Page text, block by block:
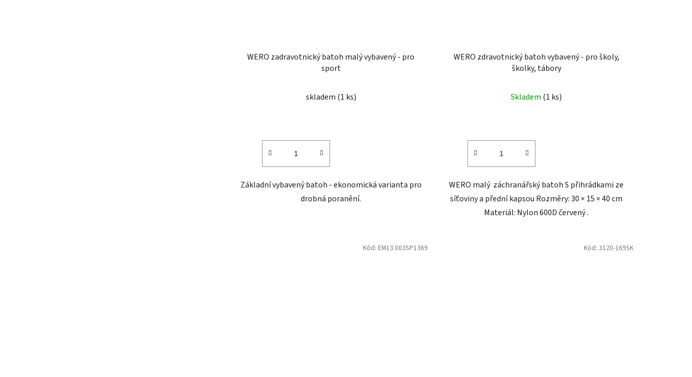
WERO zadravotnický batoh malý vybavený - pro
sport
skladem (1 ks)
Základní vybavený batoh - ekonomická varianta pro
drobná poranění.
WERO zdravotnický batoh vybavený - pro školy,
školky, tábory
Skladem (1 ks)
WERO malý záchranářský batoh S přihrádkami ze
síťoviny a přední kapsou Rozměry: 30 × 15 × 40 cm
Materiál: Nylon 600D červený .
Kód: EM13.003SP1369 Kód: 3120-169SK